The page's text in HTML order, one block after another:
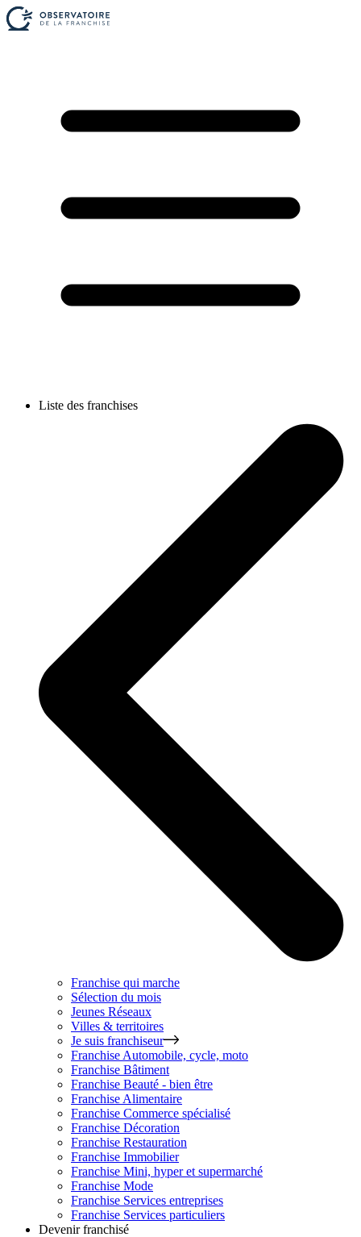
Liste des franchises
Franchise qui marche
Sélection du mois
Jeunes Réseaux
Villes & territoires
Je suis franchiseur
Franchise Automobile, cycle, moto
Franchise Bâtiment
Franchise Beauté - bien être
Franchise Alimentaire
Franchise Commerce spécialisé
Franchise Décoration
Franchise Restauration
Franchise Immobilier
Franchise Mini, hyper et supermarché
Franchise Mode
Franchise Services entreprises
Franchise Services particuliers
Devenir franchisé